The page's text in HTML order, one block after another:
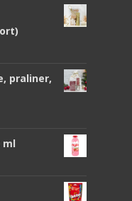
praliner,
ml